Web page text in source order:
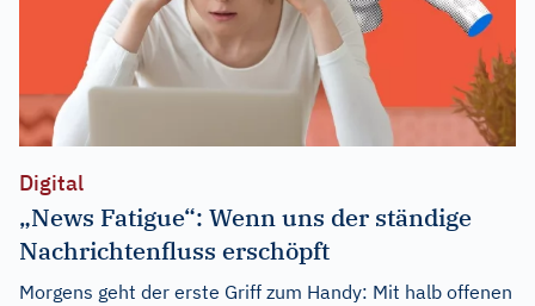
Digital
„News Fatigue“: Wenn uns der ständige
Nachrichtenfluss erschöpft
Morgens geht der erste Griff zum Handy: Mit halb offenen